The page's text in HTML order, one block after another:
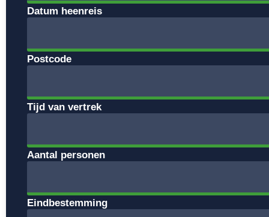
Datum heenreis
Postcode
Tijd van vertrek
Aantal personen
Eindbestemming